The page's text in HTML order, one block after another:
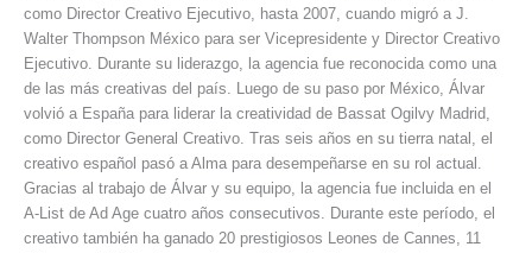
como Director Creativo Ejecutivo, hasta 2007, cuando migró a J.
Walter Thompson México para ser Vicepresidente y Director Creativo
Ejecutivo. Durante su liderazgo, la agencia fue reconocida como una
de las más creativas del país. Luego de su paso por México, Álvar
volvió a España para liderar la creatividad de Bassat Ogilvy Madrid,
como Director General Creativo. Tras seis años en su tierra natal, el
creativo español pasó a Alma para desempeñarse en su rol actual.
Gracias al trabajo de Álvar y su equipo, la agencia fue incluida en el
A-List de Ad Age cuatro años consecutivos. Durante este período, el
creativo también ha ganado 20 prestigiosos Leones de Cannes, 11